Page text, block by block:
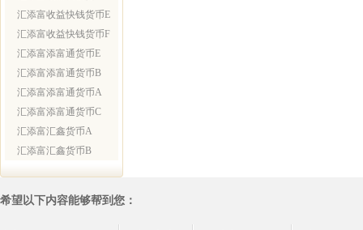
汇添富收益快钱货币E
汇添富收益快钱货币F
汇添富添富通货币E
汇添富添富通货币B
汇添富添富通货币A
汇添富添富通货币C
汇添富汇鑫货币A
汇添富汇鑫货币B
希望以下内容能够帮到您：